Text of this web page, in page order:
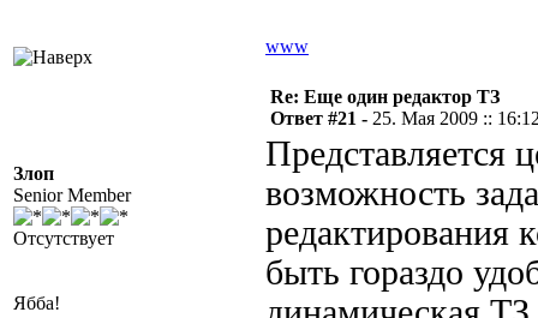
www
Злоп
Senior Member
Отсутствует
Ябба!
Re: Еще один редактор ТЗ
Ответ #21 - 25. Мая 2009 ::
Представляется
возможность
редактирования
быть гораздо